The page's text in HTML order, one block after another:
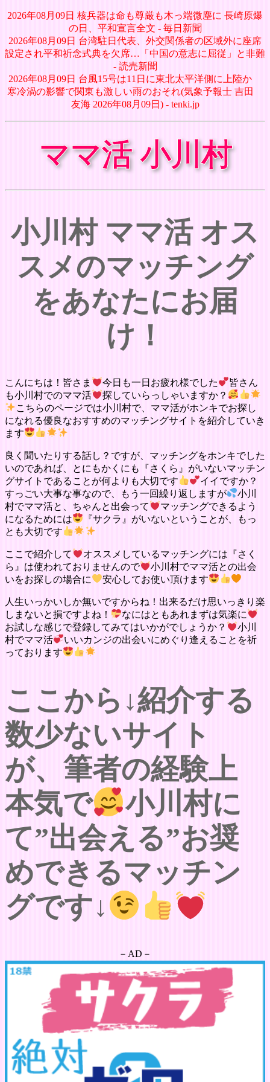
2026年08月09日 核兵器は命も尊厳も木っ端微塵に 長崎原爆
の日、平和宣言全文 - 毎日新聞
2026年08月09日 台湾駐日代表、外交関係者の区域外に座席
設定され平和祈念式典を欠席…「中国の意志に屈従」と非難
- 読売新聞
2026年08月09日 台風15号は11日に東北太平洋側に上陸か
寒冷渦の影響で関東も激しい雨のおそれ(気象予報士 吉田
友海 2026年08月09日) - tenki.jp
ママ活 小川村
小川村 ママ活 オス
スメのマッチング
をあなたにお届
け！
こんにちは！皆さま 今日も一日お疲れ様でした
皆さん
も小川村でのママ活
探していらっしゃいますか？
こちらのページでは小川村で、ママ活がホンキでお探し
になれる優良なおすすめのマッチングサイトを紹介していき
ます
良く聞いたりする話し？ですが、マッチングをホンキでした
いのであれば、とにもかくにも『さくら』がいないマッチン
グサイトであることが何よりも大切です
イイですか？
すっごい大事な事なので、もう一回繰り返しますが
小川
村でママ活と、ちゃんと出会って
マッチングできるよう
になるためには
『サクラ』がいないということが、もっ
とも大切です
ここで紹介して
オススメしているマッチングには『さく
ら』は使われておりませんので
小川村でママ活との出会
いをお探しの場合に
安心してお使い頂けます
人生いっかいしか無いですからね！出来るだけ思いっきり楽
しまないと損ですよね！
なにはともあれまずは気楽に
お試しな感じで登録してみてはいかがでしょうか？
小川
村でママ活
いいカンジの出会いにめぐり逢えることを祈
っております
ここから↓紹介する
数少ないサイト
が、筆者の経験上
本気で
小川村に
て”出会える”お奨
めできるマッチン
グです↓
－AD－